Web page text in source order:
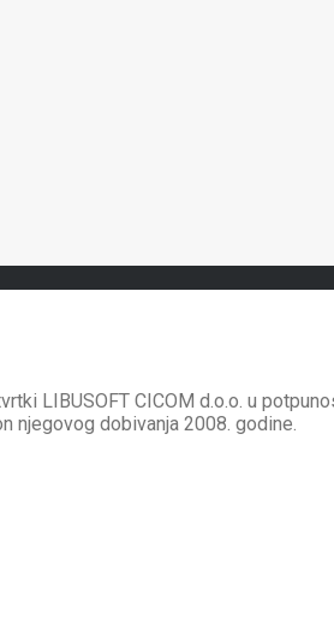
LIBUSOFT CICOM d.o.o. u
njegovog dobivanja 2008. godine.